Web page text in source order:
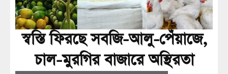
স্বস্তি ফিরছে সবজি-আলু-পেঁয়াজে,
চাল-মুরগির বাজারে অস্থিরতা